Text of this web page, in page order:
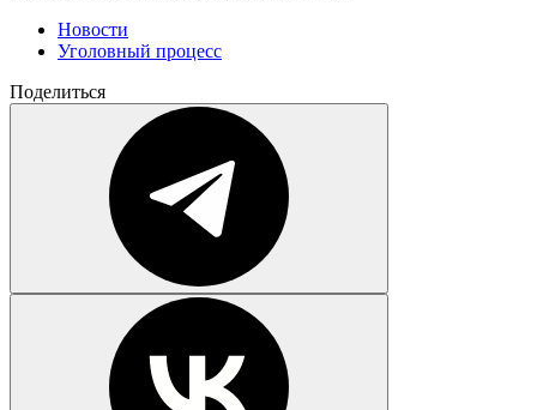
Новости
Уголовный процесс
Поделиться